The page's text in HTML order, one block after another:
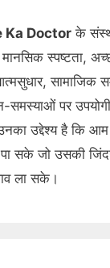
Ka Doctor के
स्पष्टता,
सामाजिक
समस्याओं पर
उद्देश्य है कि आम
सके जो उसकी
ला सके।